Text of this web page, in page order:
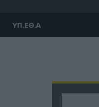
ΥΠ.ΕΘ.Α